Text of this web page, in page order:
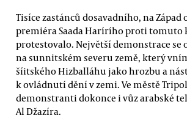
Tisíce zastánců dosavadního, na
premiéra Saada Harírího proti tomuto
protestovalo. Největší demonstrace se
na sunnitském severu země, který
šíitského Hizballáhu jako hrozbu a
k ovládnutí dění v zemi. Ve městě
demonstranti dokonce i vůz arabské
Al Džazíra.